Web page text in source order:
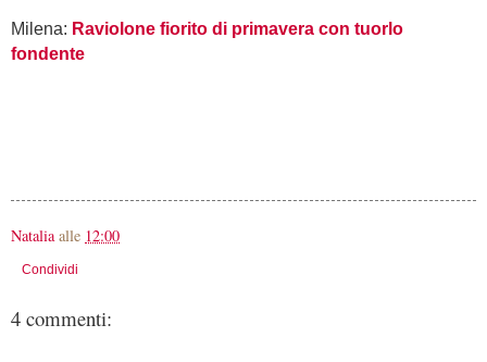
Milena: Raviolone fiorito di primavera con tuorlo
fondente
Natalia alle 12:00
Condividi
4 commenti: